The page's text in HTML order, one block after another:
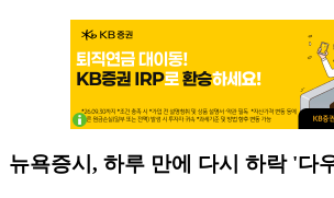
뉴욕증시, 하루 만에 다시 하락 '다